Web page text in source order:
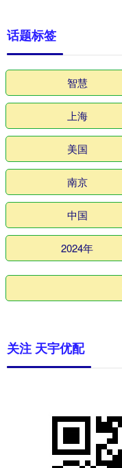
话题标签
智慧
上海
美国
南京
中国
2024年
关注 天宇优配